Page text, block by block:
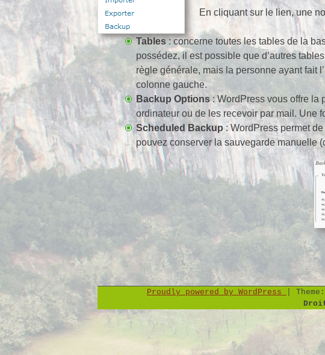
En cliquant sur le lien, une
Tables: concerne toutes les tables de la
possédez, il est possible que d’autres
règle générale, mais la personne ayant fait
colonne gauche.
Backup Options: WordPress vous offre la
ordinateur ou de les recevoir par mail. Une
Scheduled Backup: WordPress permet
pouvez conserver la sauvegarde manuelle
Proudly powered by WordPress